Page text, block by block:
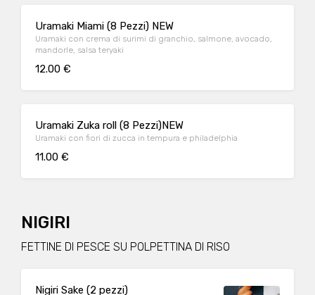
Uramaki Miami (8 Pezzi) NEW
Uramaki con crema di surimi di granchio, salmone, avocado,
mandorle, salsa teryaki
12.00 €
Uramaki Zuka roll (8 Pezzi)NEW
Uramaki con fiori di zucca in tempura e philadelphia
11.00 €
NIGIRI
FETTINE DI PESCE SU POLPETTINA DI RISO
Nigiri Sake (2 pezzi)